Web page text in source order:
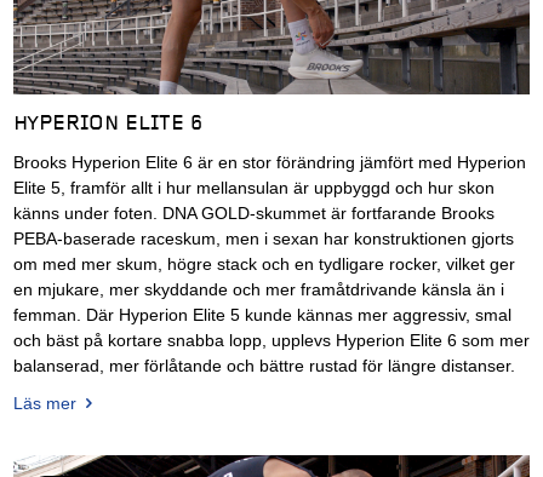
HYPERION ELITE 6
Brooks Hyperion Elite 6 är en stor förändring jämfört med Hyperion
Elite 5, framför allt i hur mellansulan är uppbyggd och hur skon
känns under foten. DNA GOLD-skummet är fortfarande Brooks
PEBA-baserade raceskum, men i sexan har konstruktionen gjorts
om med mer skum, högre stack och en tydligare rocker, vilket ger
en mjukare, mer skyddande och mer framåtdrivande känsla än i
femman. Där Hyperion Elite 5 kunde kännas mer aggressiv, smal
och bäst på kortare snabba lopp, upplevs Hyperion Elite 6 som mer
balanserad, mer förlåtande och bättre rustad för längre distanser.
Läs mer